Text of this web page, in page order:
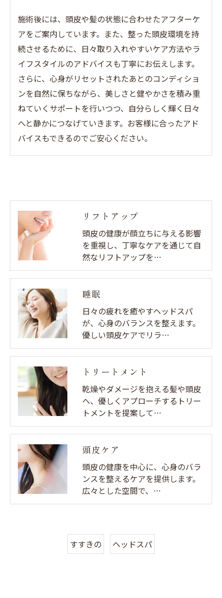
施術後には、頭皮や髪の状態に合わせたアフターケ
アをご案内しています。また、整った頭皮環境を持
続させるために、日々取り入れやすいケア方法やラ
イフスタイルのアドバイスも丁寧にお伝えします。
さらに、心身がリセットされたあとのコンディショ
ンを自然に保ちながら、美しさと健やかさを積み重
ねていくサポートを行いつつ、自分らしく輝く日々
へと静かにつなげていきます。お客様に合ったアド
バイスもできるのでご安心ください。
リフトアップ
頭皮の健康が顔立ちに与える影響
を重視し、丁寧なケアを通じて自
然なリフトアップを…
睡眠
日々の疲れを癒やすヘッドスパ
が、心身のバランスを整えます。
優しい頭皮ケアでリラ…
トリートメント
乾燥やダメージを抱える髪や頭皮
へ、優しくアプローチするトリー
トメントを提案して…
頭皮ケア
頭皮の健康を中心に、心身のバラ
ンスを整えるケアを提供します。
広々とした空間で、…
すすきの ヘッドスパ